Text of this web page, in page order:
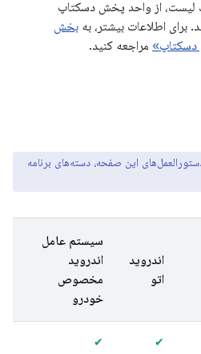
لیست، از واحد پخش دسکتاپ
بخش
دسکتاپ» مراجعه کنید.
این صفحه، دسته‌های برنامه
اندروید
اتو
سیستم عامل
اندروید
مخصوص
خودرو
✔
✔